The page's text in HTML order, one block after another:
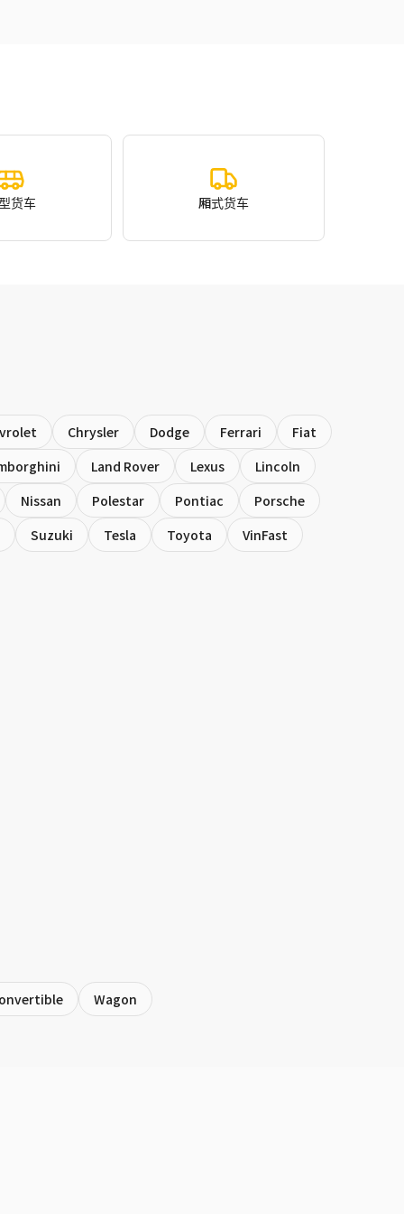
货车 厢式货车
Chrysler Dodge Ferrari
Fiat
Land Rover Lexus
Lincoln
Nissan
Polestar Pontiac
Porsche
Suzuki
Tesla Toyota VinFast
Wagon